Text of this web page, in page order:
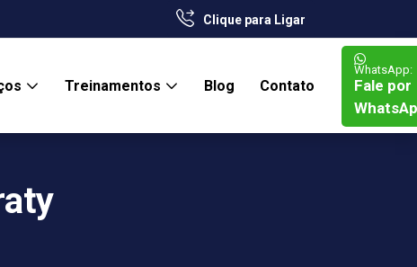
Clique para Ligar
WhatsApp:
Fale por
Treinamentos Blog Contato